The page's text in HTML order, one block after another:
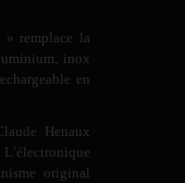
remplace la
inox
en
Henaux
original